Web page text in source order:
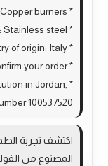
* Additional features: Copper burners
* Color: Stainless steel
* Country of origin: Italy
* Pay after you see and confirm your order
in Jordan,
100537520
اكتشف تجربة
المصنوع من